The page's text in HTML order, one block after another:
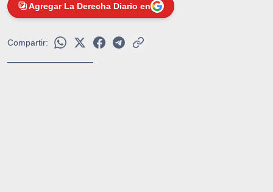
Agregar La Derecha Diario en
Compartir: